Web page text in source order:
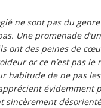
ne sont pas du
Une promenade
ont des peines de
or ce n’est pas le
habitude de ne pas
évidemment
sincèrement